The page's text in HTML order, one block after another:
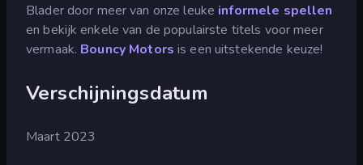
Blader door meer van onze leuke informele spellen
en bekijk enkele van de populairste titels voor meer
vermaak. Bouncy Motorsis een uitstekende keuze!
Verschijningsdatum
Maart 2023